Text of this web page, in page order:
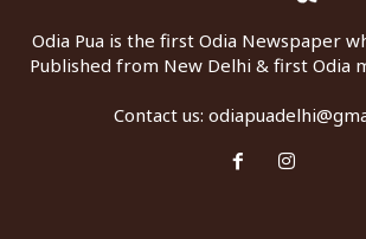
Odia Pua is the first Odia Newspaper
Published from New Delhi & first Odia
Contact us: